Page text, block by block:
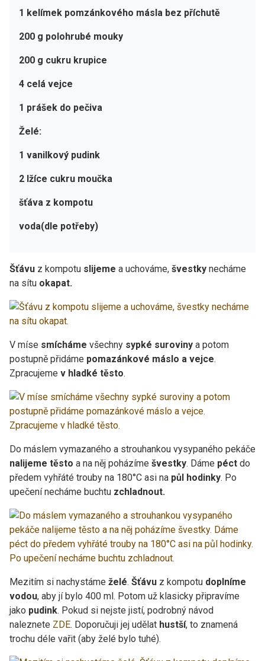
1 kelímek pomzánkového másla bez příchutě
200 g polohrubé mouky
200 g cukru krupice
4 celá vejce
1 prášek do pečiva
Želé:
1 vanilkový pudink
2 lžíce cukru moučka
šťáva z kompotu
voda(dle potřeby)
Šťávu z kompotu slijeme a uchováme, švestky necháme
na sítu okapat.
V míse smícháme všechny sypké suroviny a potom
postupně přidáme pomazánkové máslo a vejce.
Zpracujeme v hladké těsto.
Do máslem vymazaného a strouhankou vysypaného pekáče
nalijeme těsto a na něj poházíme švestky. Dáme péct do
předem vyhřáté trouby na 180°C asi na půl hodinky. Po
upečení necháme buchtu zchladnout.
Mezitím si nachystáme želé. Šťávu z kompotu doplníme
vodou, aby jí bylo 400 ml. Potom už klasicky připravíme
jako pudink. Pokud si nejste jistí, podrobný návod
naleznete ZDE. Doporučuji jej udělat hustší, to znamená
trochu déle vařit (aby želé bylo tuhé).